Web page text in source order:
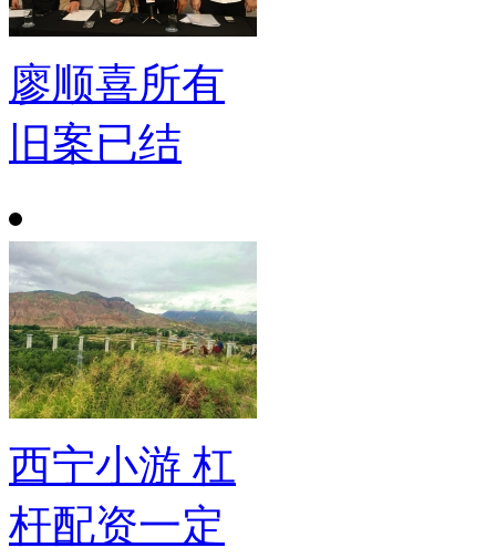
廖顺喜所有
旧案已结
西宁小游 杠
杆配资一定